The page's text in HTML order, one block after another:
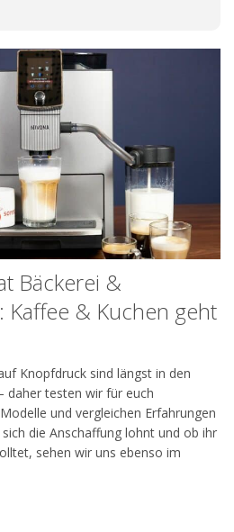
Bäckerei &
& Kuchen geht
Knopfdruck sind längst in den
daher testen wir für euch
und vergleichen Erfahrungen
die Anschaffung lohnt und ob ihr
sehen wir uns ebenso im